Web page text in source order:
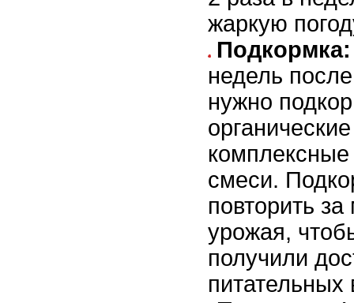
жаркую
Подкормка:
недель
нужно
смеси.
повторить
урожая,
получили
питательных